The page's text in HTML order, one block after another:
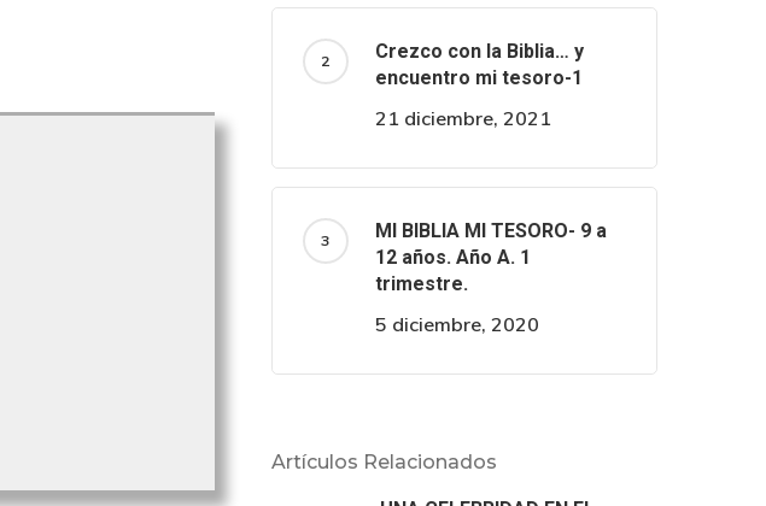
Crezco con la Biblia… y
encuentro mi tesoro-1
21 diciembre, 2021
MI BIBLIA MI TESORO- 9 a
12 años. Año A. 1
trimestre.
5 diciembre, 2020
Artículos Relacionados